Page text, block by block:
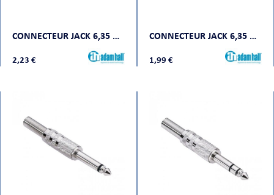
CONNECTEUR JACK 6,35 MM MONO CHROME
2,23 €
CONNECTEUR JACK 6,35 MM STÉRÉO CHROME
1,99 €